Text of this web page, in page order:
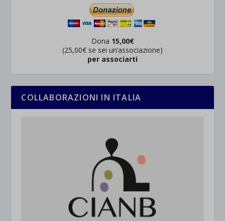
Dona 15,00€
(25,00€ se sei un’associazione)
per associarti
COLLABORAZIONI IN ITALIA